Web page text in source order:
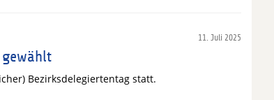
11. Juli 2025
gewählt
Bezirksdelegiertentag statt.